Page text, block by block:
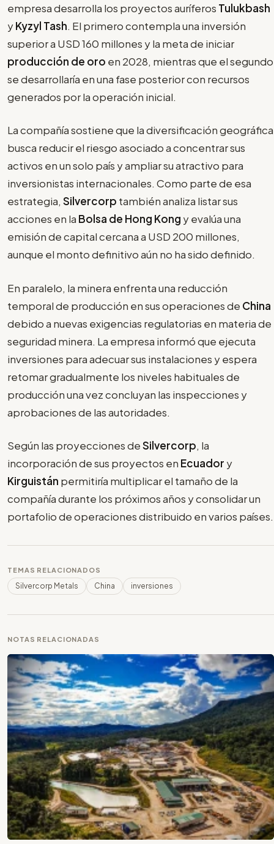
empresa desarrolla los proyectos auríferos Tulukbash
yKyzyl Tash. El primero contempla una inversión
superior a USD 160 millones y la meta de iniciar
producción de oro en 2028, mientras que el segundo
se desarrollaría en una fase posterior con recursos
generados por la operación inicial.
La compañía sostiene que la diversificación geográfica
busca reducir el riesgo asociado a concentrar sus
activos en un solo país y ampliar su atractivo para
inversionistas internacionales. Como parte de esa
estrategia, Silvercorp también analiza listar sus
acciones en la Bolsa de Hong Kong y evalúa una
emisión de capital cercana a USD 200 millones,
aunque el monto definitivo aún no ha sido definido.
En paralelo, la minera enfrenta una reducción
temporal de producción en sus operaciones de China
debido a nuevas exigencias regulatorias en materia de
seguridad minera. La empresa informó que ejecuta
inversiones para adecuar sus instalaciones y espera
retomar gradualmente los niveles habituales de
producción una vez concluyan las inspecciones y
aprobaciones de las autoridades.
Según las proyecciones deSilvercorp, la
incorporación de sus proyectos en Ecuador y
Kirguistán permitiría multiplicar el tamaño de la
compañía durante los próximos años y consolidar un
portafolio de operaciones distribuido en varios países.
TEMAS RELACIONADOS
Silvercorp Metals China inversiones
NOTAS RELACIONADAS